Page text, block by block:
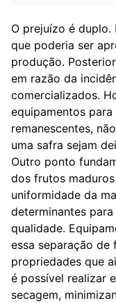
O prejuízo é duplo.
que poderia ser
produção.
em razão da
comercializados.
equipamentos
remanescentes,
uma safra sejam
Outro ponto
dos frutos
uniformidade da
determinantes
qualidade.
essa separação de
propriedades que
é possível realizar
secagem,